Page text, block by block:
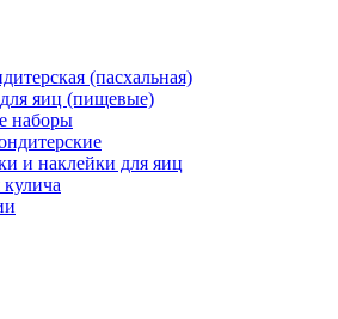
(пасхальная)
яиц (пищевые)
наборы
и наклейки для яиц